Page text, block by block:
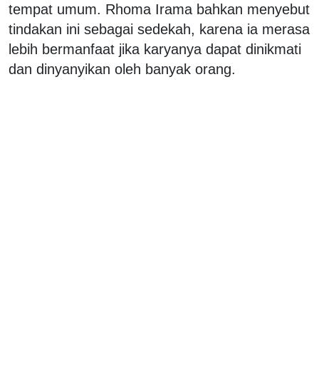
tempat umum. Rhoma Irama bahkan menyebut
tindakan ini sebagai sedekah, karena ia merasa
lebih bermanfaat jika karyanya dapat dinikmati
dan dinyanyikan oleh banyak orang.